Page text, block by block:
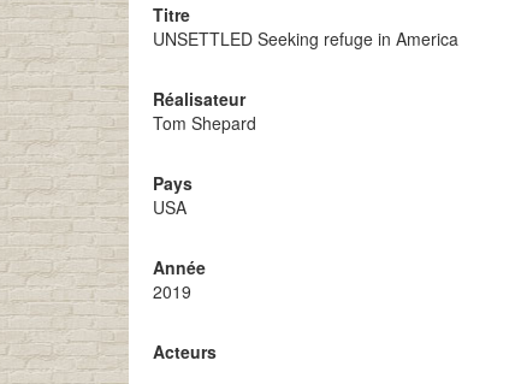
Titre
UNSETTLED Seeking refuge in America
Réalisateur
Tom Shepard
Pays
USA
Année
2019
Acteurs